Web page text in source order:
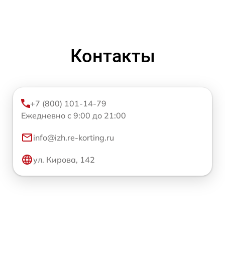
Контакты
+7 (800) 101-14-79
Ежедневно с 9:00 до 21:00
info@izh.re-korting.ru
ул. Кирова, 142